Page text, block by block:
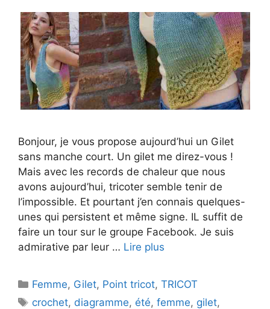
Bonjour, je vous propose aujourd’hui un Gilet
sans manche court. Un gilet me direz-vous !
Mais avec les records de chaleur que nous
avons aujourd’hui, tricoter semble tenir de
l’impossible. Et pourtant j’en connais quelques-
unes qui persistent et même signe. IL suffit de
faire un tour sur le groupe Facebook. Je suis
admirative par leur … Lire plus
Catégories
Femme, Gilet, Point tricot,TRICOT
Étiquettes
crochet, diagramme, été,femme, gilet,